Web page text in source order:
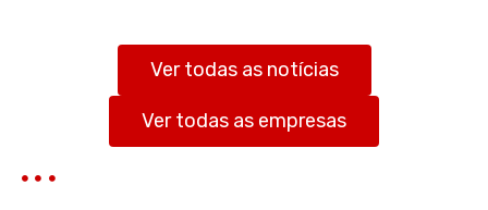
Ver todas as notícias
Ver todas as empresas